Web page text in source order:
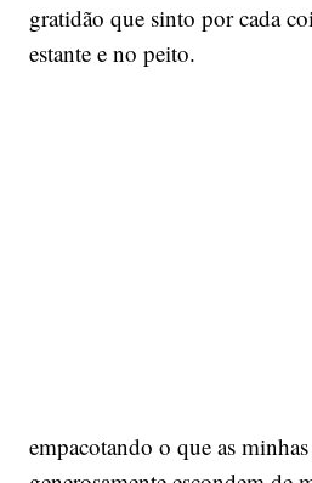
gratidão que sinto por cada
estante e no peito.
empacotando o que as minhas